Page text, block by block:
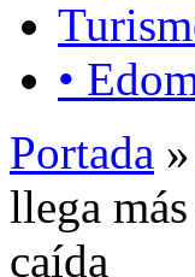
•
Portada »
llega
caída